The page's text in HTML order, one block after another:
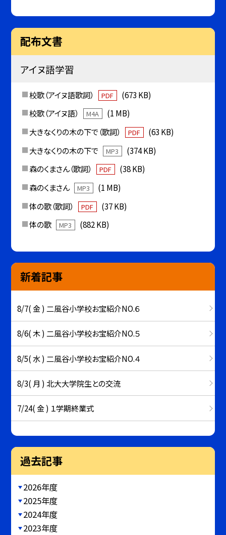
配布文書
アイヌ語学習
校歌（アイヌ語歌詞） PDF
(673 KB)
校歌（アイヌ語）
M4A
(1 MB)
大きなくりの木の下で（歌詞）
PDF
(63 KB)
大きなくりの木の下で
MP3
(374 KB)
森のくまさん（歌詞）
PDF
(38 KB)
森のくまさん
MP3
(1 MB)
体の歌（歌詞）
PDF
(37 KB)
体の歌
MP3 (882 KB)
新着記事
8/7( 金 ) 二風谷小学校お宝紹介NO.６
8/6( 木 ) 二風谷小学校お宝紹介NO.５
8/5( 水 ) 二風谷小学校お宝紹介NO.４
8/3( 月 ) 北大大学院生との交流
7/24( 金 ) １学期終業式
過去記事
2026年度
2025年度
2024年度
2023年度